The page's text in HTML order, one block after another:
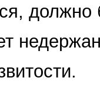
должно